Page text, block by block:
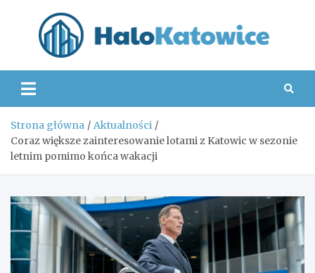
Strona główna
Aktualności
Coraz większe zainteresowanie lotami z Katowic w sezonie
letnim pomimo końca wakacji